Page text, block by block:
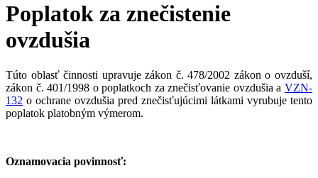
Poplatok za znečistenie
ovzdušia
Túto oblasť činnosti upravuje zákon č. 478/2002 zákon o ovzduší,
zákon č. 401/1998 o poplatkoch za znečisťovanie ovzdušia a VZN-
132 o ochrane ovzdušia pred znečisťujúcimi látkami vyrubuje tento
poplatok platobným výmerom.
Oznamovacia povinnosť: